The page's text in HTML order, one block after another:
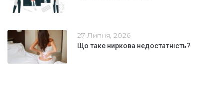
27 Липня, 2026
Що таке ниркова недостатність?